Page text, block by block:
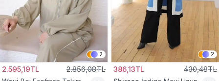
2
2.595,19TL 2.856,08TL
2
386,13TL 430,48TL